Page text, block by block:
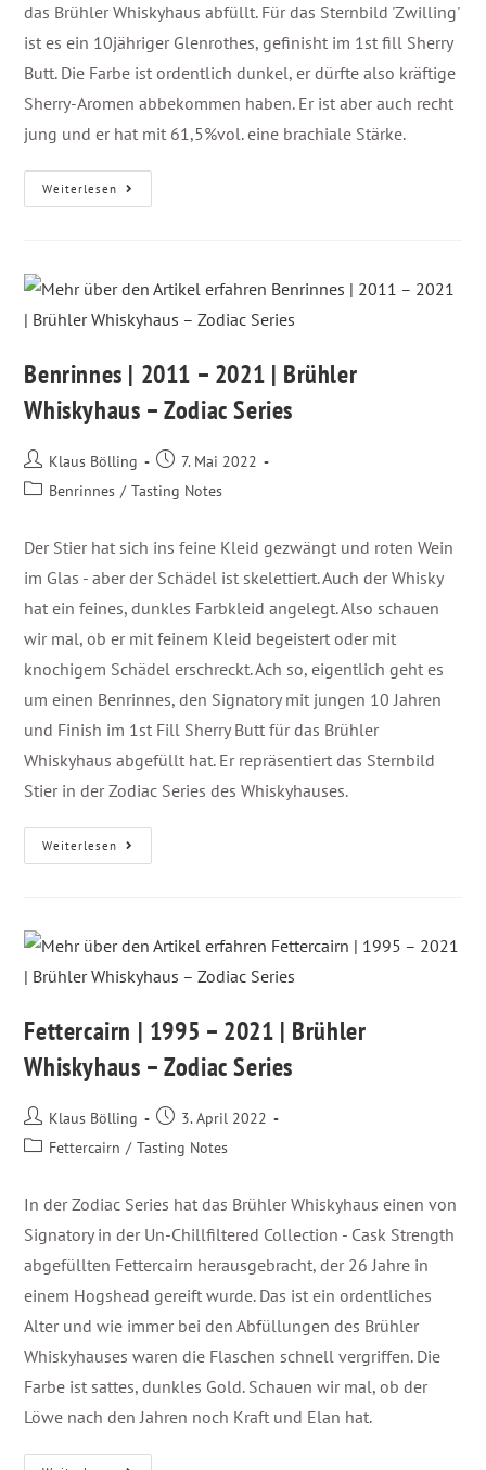
das Brühler Whiskyhaus abfüllt. Für das Sternbild 'Zwilling'
ist es ein 10jähriger Glenrothes, gefinisht im 1st fill Sherry
Butt. Die Farbe ist ordentlich dunkel, er dürfte also kräftige
Sherry-Aromen abbekommen haben. Er ist aber auch recht
jung und er hat mit 61,5%vol. eine brachiale Stärke.
Weiterlesen
Benrinnes | 2011 – 2021 | Brühler
Whiskyhaus – Zodiac Series
Klaus Bölling
7. Mai 2022
Benrinnes / Tasting Notes
Der Stier hat sich ins feine Kleid gezwängt und roten Wein
im Glas - aber der Schädel ist skelettiert. Auch der Whisky
hat ein feines, dunkles Farbkleid angelegt. Also schauen
wir mal, ob er mit feinem Kleid begeistert oder mit
knochigem Schädel erschreckt. Ach so, eigentlich geht es
um einen Benrinnes, den Signatory mit jungen 10 Jahren
und Finish im 1st Fill Sherry Butt für das Brühler
Whiskyhaus abgefüllt hat. Er repräsentiert das Sternbild
Stier in der Zodiac Series des Whiskyhauses.
Weiterlesen
Fettercairn | 1995 – 2021 | Brühler
Whiskyhaus – Zodiac Series
Klaus Bölling
3. April 2022
Fettercairn / Tasting Notes
In der Zodiac Series hat das Brühler Whiskyhaus einen von
Signatory in der Un-Chillfiltered Collection - Cask Strength
abgefüllten Fettercairn herausgebracht, der 26 Jahre in
einem Hogshead gereift wurde. Das ist ein ordentliches
Alter und wie immer bei den Abfüllungen des Brühler
Whiskyhauses waren die Flaschen schnell vergriffen. Die
Farbe ist sattes, dunkles Gold. Schauen wir mal, ob der
Löwe nach den Jahren noch Kraft und Elan hat.